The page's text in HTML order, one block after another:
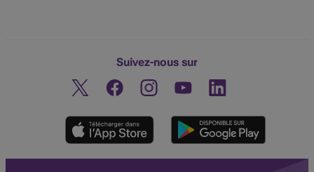
Suivez-nous sur
Twitter FacebookInstagramDécouvrez notre chaine
Linkedin